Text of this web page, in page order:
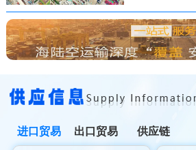
进口贸易 出口贸易 供应链